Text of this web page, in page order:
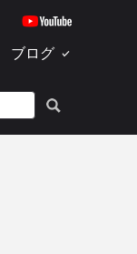
ブログ